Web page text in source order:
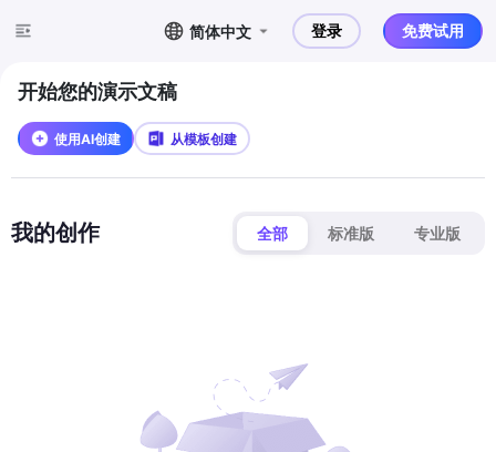
简体中文 登录 免费试用
开始您的演示文稿
使用AI创建 从模板创建
我的创作 全部 标准版 专业版